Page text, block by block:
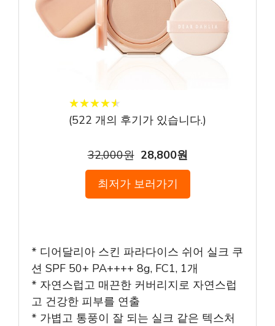
★★★★★
★★★★★
(522 개의 후기가 있습니다.)
32,000원 28,800원
최저가 보러가기
* 디어달리아 스킨 파라다이스 쉬어 실크 쿠
션 SPF 50+ PA++++ 8g, FC1, 1개
* 자연스럽고 매끈한 커버리지로 자연스럽
고 건강한 피부를 연출
* 가볍고 통풍이 잘 되는 실크 같은 텍스처